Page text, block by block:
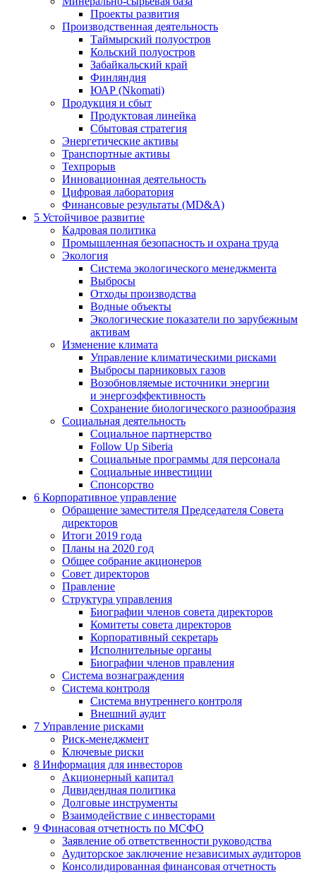
Проекты развития
Производственная деятельность
Таймырский полуостров
Кольский полуостров
Забайкальский край
Финляндия
ЮАР (Nkomati)
Продукция и сбыт
Продуктовая линейка
Сбытовая стратегия
Энергетические активы
Транспортные активы
Техпрорыв
Инновационная деятельность
Цифровая лаборатория
Финансовые результаты (MD&A)
5 Устойчивое развитие
Кадровая политика
Промышленная безопасность и охрана труда
Экология
Система экологического менеджмента
Выбросы
Отходы производства
Водные объекты
Экологические показатели по зарубежным
активам
Изменение климата
Управление климатическими рисками
Выбросы парниковых газов
Возобновляемые источники энергии
и энергоэффективность
Сохранение биологического разнообразия
Социальная деятельность
Социальное партнерство
Follow Up Siberia
Социальные программы для персонала
Социальные инвестиции
Спонсорство
6 Корпоративное управление
Обращение заместителя Председателя Совета
директоров
Итоги 2019 года
Планы на 2020 год
Общее собрание акционеров
Совет директоров
Правление
Структура управления
Биографии членов совета директоров
Комитеты совета директоров
Корпоративный секретарь
Исполнительные органы
Биографии членов правления
Система вознаграждения
Система контроля
Система внутреннего контроля
Внешний аудит
7 Управление рисками
Риск-менеджмент
Ключевые риски
8 Информация для инвесторов
Акционерный капитал
Дивидендная политика
Долговые инструменты
Взаимодействие с инвеcторами
9 Финасовая отчетность по МСФО
Заявление об ответственности руководства
Аудиторское заключение независимых аудиторов
Консолидированная финансовая отчетность